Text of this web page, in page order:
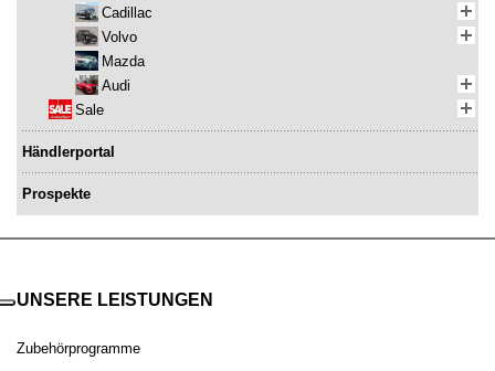
Cadillac
Volvo
Mazda
Audi
Sale
Händlerportal
Prospekte
UNSERE LEISTUNGEN
Zubehörprogramme